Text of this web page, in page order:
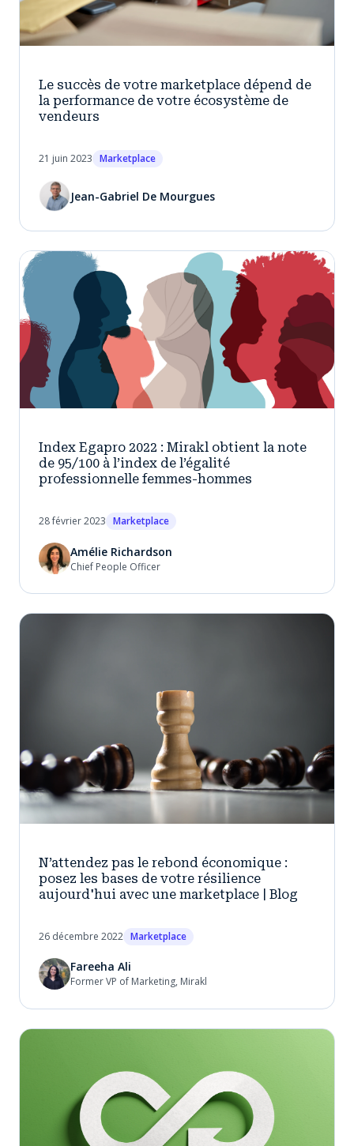
Le succès de votre marketplace dépend de
la performance de votre écosystème de
vendeurs
21 juin 2023 Marketplace
Jean-Gabriel De Mourgues
Index Egapro 2022 : Mirakl obtient la note
de 95/100 à l’index de l’égalité
professionnelle femmes-hommes
28 février 2023 Marketplace
Amélie Richardson
Chief People Officer
N’attendez pas le rebond économique :
posez les bases de votre résilience
aujourd'hui avec une marketplace | Blog
26 décembre 2022 Marketplace
Fareeha Ali
Former VP of Marketing, Mirakl